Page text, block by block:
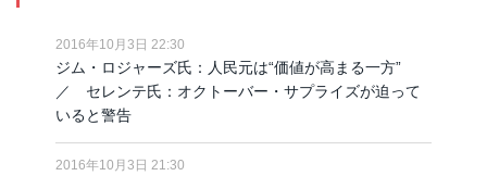
2016年10月3日 22:30
ジム・ロジャーズ氏：人民元は“価値が高まる一方”
／ セレンテ氏：オクトーバー・サプライズが迫って
いると警告
2016年10月3日 21:30